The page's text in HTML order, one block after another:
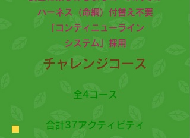
ハーネス（命綱）付替え不要
「コンティニューライン
システム」採用
チャレンジコース
全4コース
合計37アクティビティ